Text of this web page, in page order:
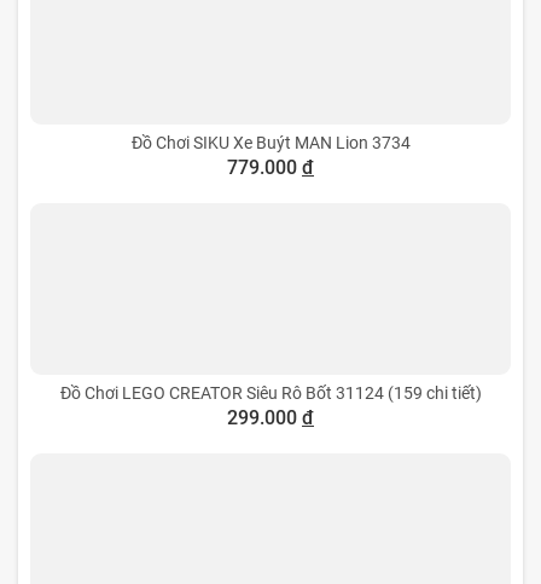
Đồ Chơi SIKU Xe Buýt MAN Lion 3734
779.000 đ
Đồ Chơi LEGO CREATOR Siêu Rô Bốt 31124 (159 chi tiết)
299.000 đ